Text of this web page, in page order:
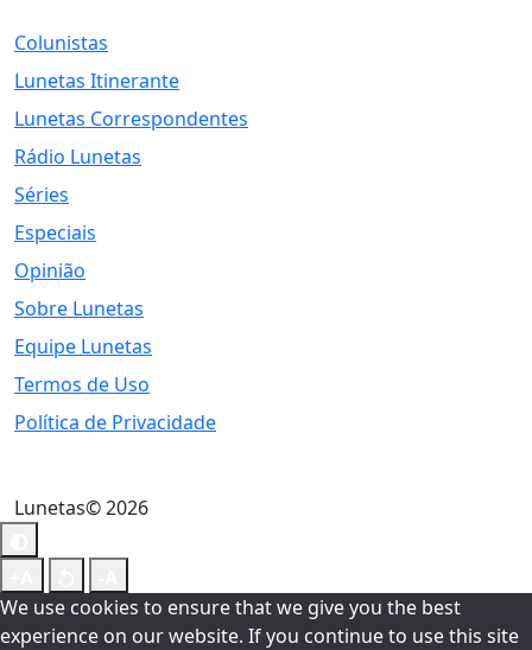
Colunistas
Lunetas Itinerante
Lunetas Correspondentes
Rádio Lunetas
Séries
Especiais
Opinião
Sobre Lunetas
Equipe Lunetas
Termos de Uso
Política de Privacidade
Lunetas© 2026
We use cookies to ensure that we give you the best
experience on our website. If you continue to use this site